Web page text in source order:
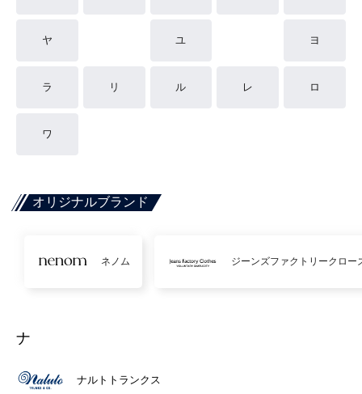
ヤ ユ ヨ
ラ リ ル レ ロ
ワ
オリジナルブランド
ネノム ジーンズファクトリークロー
ナ
ナルトトランクス